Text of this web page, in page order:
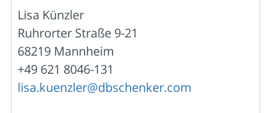
Lisa Künzler
Ruhrorter Straße 9-21
68219 Mannheim
+49 621 8046-131
lisa.kuenzler@dbschenker.com